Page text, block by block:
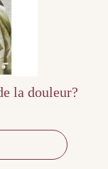
la douleur?